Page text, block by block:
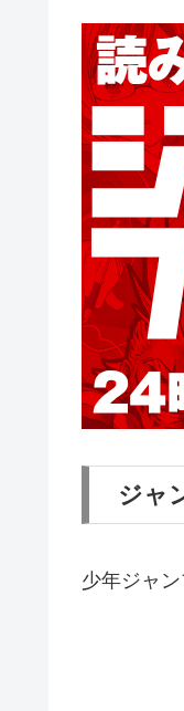
ジャ
少年ジャ